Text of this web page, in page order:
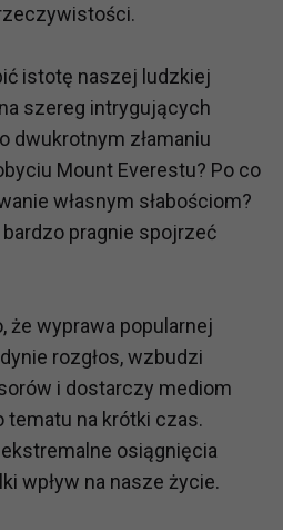
istotę naszej ludzkiej
szereg intrygujących
dwukrotnym złamaniu
Mount Everestu? Po co
własnym słabościom?
pragnie spojrzeć
że wyprawa popularnej
rozgłos, wzbudzi
i dostarczy mediom
na krótki czas.
osiągnięcia
wpływ na nasze życie.